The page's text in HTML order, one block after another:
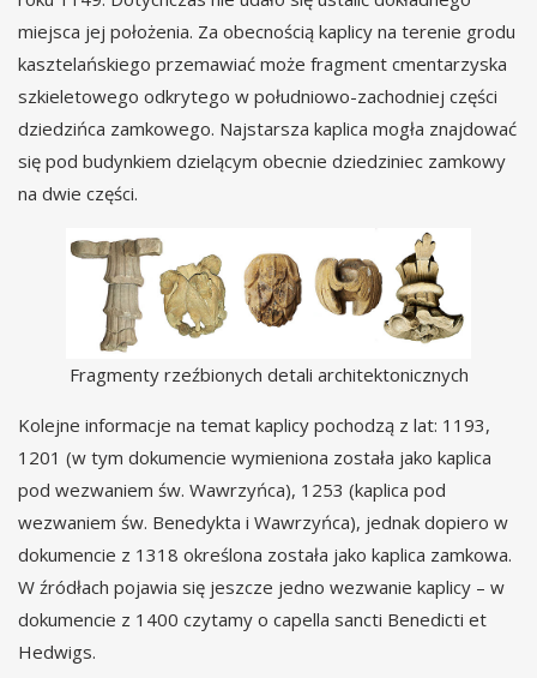
miejsca jej położenia. Za obecnością kaplicy na terenie grodu
kasztelańskiego przemawiać może fragment cmentarzyska
szkieletowego odkrytego w południowo-zachodniej części
dziedzińca zamkowego. Najstarsza kaplica mogła znajdować
się pod budynkiem dzielącym obecnie dziedziniec zamkowy
na dwie części.
Fragmenty rzeźbionych detali architektonicznych
Kolejne informacje na temat kaplicy pochodzą z lat: 1193,
1201 (w tym dokumencie wymieniona została jako kaplica
pod wezwaniem św. Wawrzyńca), 1253 (kaplica pod
wezwaniem św. Benedykta i Wawrzyńca), jednak dopiero w
dokumencie z 1318 określona została jako kaplica zamkowa.
W źródłach pojawia się jeszcze jedno wezwanie kaplicy – w
dokumencie z 1400 czytamy o capella sancti Benedicti et
Hedwigs.